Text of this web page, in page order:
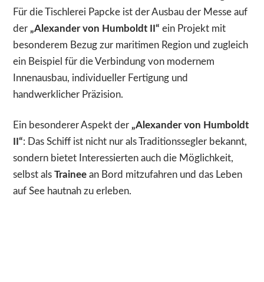
Für die Tischlerei Papcke ist der Ausbau der Messe auf
der„Alexander von Humboldt II“ ein Projekt mit
besonderem Bezug zur maritimen Region und zugleich
ein Beispiel für die Verbindung von modernem
Innenausbau, individueller Fertigung und
handwerklicher Präzision.
Ein besonderer Aspekt der„Alexander von Humboldt
II“: Das Schiff ist nicht nur als Traditionssegler bekannt,
sondern bietet Interessierten auch die Möglichkeit,
selbst alsTrainee an Bord mitzufahren und das Leben
auf See hautnah zu erleben.